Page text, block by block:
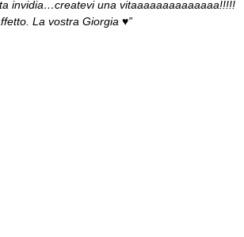
invidia…createvi una vitaaaaaaaaaaaaaa!!!!!
La vostra Giorgia ♥”